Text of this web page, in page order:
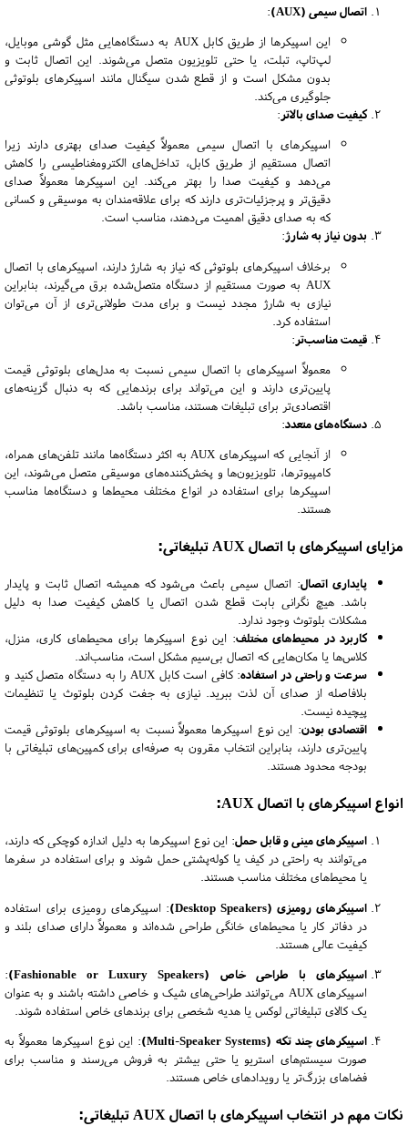
اتصال سیمی (AUX)
:
این اسپیکرها از طریق کابل AUX به دستگاه‌هایی مثل گوشی موبایل،
لپ‌تاپ، تبلت، یا حتی تلویزیون متصل می‌شوند. این اتصال ثابت و
بدون مشکل است و از قطع شدن سیگنال مانند اسپیکرهای بلوتوثی
جلوگیری می‌کند.
کیفیت صدای بالاتر:
اسپیکرهای با اتصال سیمی معمولاً کیفیت صدای بهتری دارند زیرا
اتصال مستقیم از طریق کابل، تداخل‌های الکترومغناطیسی را کاهش
می‌دهد و کیفیت صدا را بهتر می‌کند. این اسپیکرها معمولاً صدای
دقیق‌تر و پرجزئیات‌تری دارند که برای علاقه‌مندان به موسیقی و کسانی
که به صدای دقیق اهمیت می‌دهند، مناسب است.
بدون نیاز به شارژ:
برخلاف اسپیکرهای بلوتوثی که نیاز به شارژ دارند، اسپیکرهای با اتصال
AUX به صورت مستقیم از دستگاه متصل‌شده برق می‌گیرند، بنابراین
نیازی به شارژ مجدد نیست و برای مدت طولانی‌تری از آن می‌توان
استفاده کرد.
قیمت مناسب‌تر :
معمولاً اسپیکرهای با اتصال سیمی نسبت به مدل‌های بلوتوثی قیمت
پایین‌تری دارند و این می‌تواند برای برندهایی که به دنبال گزینه‌های
اقتصادی‌تر برای تبلیغات هستند، مناسب باشد.
دستگاه‌های متعدد:
از آنجایی که اسپیکرهای AUX به اکثر دستگاه‌ها مانند تلفن‌های همراه،
کامپیوترها، تلویزیون‌ها و پخش‌کننده‌های موسیقی متصل می‌شوند، این
اسپیکرها برای استفاده در انواع مختلف محیط‌ها و دستگاه‌ها مناسب
هستند.
مزایای اسپیکرهای با اتصال AUX تبلیغاتی:
پایداری اتصال: اتصال سیمی باعث می‌شود که همیشه اتصال ثابت و پایدار
باشد. هیچ نگرانی بابت قطع شدن اتصال یا کاهش کیفیت صدا به دلیل
مشکلات بلوتوث وجود ندارد.
کاربرد در محیط‌های مختلف: این نوع اسپیکرها برای محیط‌های کاری، منزل،
کلاس‌ها یا مکان‌هایی که اتصال بی‌سیم مشکل است، مناسب‌اند.
سرعت و راحتی در استفاده
: کافی است کابل AUX را به دستگاه متصل کنید و
بلافاصله از صدای آن لذت ببرید. نیازی به جفت کردن بلوتوث یا تنظیمات
پیچیده نیست.
اقتصادی بودن: این نوع اسپیکرها معمولاً نسبت به اسپیکرهای بلوتوثی قیمت
پایین‌تری دارند، بنابراین انتخاب مقرون به صرفه‌ای برای کمپین‌های تبلیغاتی با
بودجه محدود هستند.
انواع اسپیکرهای با اتصال AUX:
اسپیکرهای مینی و قابل حمل: این نوع اسپیکرها به دلیل اندازه کوچکی که دارند،
می‌توانند به راحتی در کیف یا کوله‌پشتی حمل شوند و برای استفاده در سفرها
یا محیط‌های مختلف مناسب هستند.
اسپیکرهای رومیزی (Desktop Speakers)
: اسپیکرهای رومیزی برای استفاده
در دفاتر کار یا محیط‌های خانگی طراحی شده‌اند و معمولاً دارای صدای بلند و
کیفیت عالی هستند.
اسپیکرهای با طراحی خاص (Fashionable or Luxury Speakers)
:
اسپیکرهای AUX می‌توانند طراحی‌های شیک و خاصی داشته باشند و به عنوان
یک کالای تبلیغاتی لوکس یا هدیه شخصی برای برندهای خاص استفاده شوند.
اسپیکرهای چند تکه (Multi-Speaker Systems)
: این نوع اسپیکرها معمولاً به
صورت سیستم‌های استریو یا حتی بیشتر به فروش می‌رسند و مناسب برای
فضاهای بزرگ‌تر یا رویدادهای خاص هستند.
نکات مهم در انتخاب اسپیکرهای با اتصال AUX تبلیغاتی: